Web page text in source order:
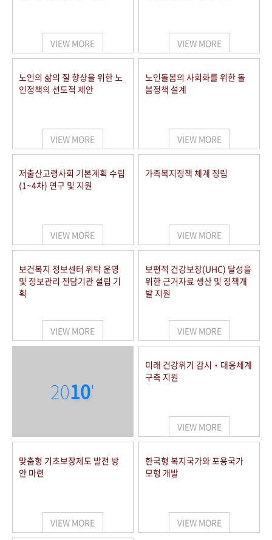
VIEW MORE VIEW MORE
노인의 삶의 질 향상을 위한 노
인정책의 선도적 제안
VIEW MORE
노인돌봄의 사회화를 위한 돌
봄정책 설계
VIEW MORE
저출산고령사회 기본계획 수립
(1~4차) 연구 및 지원
VIEW MORE
가족복지정책 체계 정립
VIEW MORE
보건복지 정보센터 위탁 운영
및 정보관리 전담기관 설립 기
획
VIEW MORE
보편적 건강보장(UHC) 달성을
위한 근거자료 생산 및 정책개
발 지원
VIEW MORE
2010'
미래 건강위기 감시‧대응체계
구축 지원
VIEW MORE
맞춤형 기초보장제도 발전 방
안 마련
VIEW MORE
한국형 복지국가와 포용국가
모형 개발
VIEW MORE